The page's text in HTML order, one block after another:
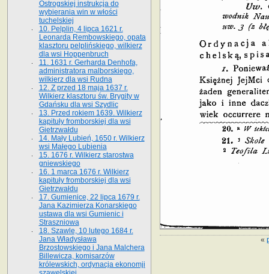
«
Ostrogskiej instrukcja do
wybierania win w włości
tuchelskiej
10. Pelplin, 4 lipca 1621 r.
Leonarda Rembowskiego, opata
klasztoru pelplińskiego, wilkierz
dla wsi Hoppenbruch
11. 1631 r. Gerharda Denhofa,
administratora malborskiego,
wilkierz dla wsi Rudna
12. Z przed 18 maja 1637 r.
Wilkierz klasztoru św. Brygity w
Gdańsku dla wsi Szydlic
13. Przed rokiem 1639. Wilkierz
kapituły fromborskiej dla wsi
Gietrzwałdu
14. Mały Lubień, 1650 r. Wilkierz
wsi Małego Lubienia
15. 1676 r. Wilkierz starostwa
gniewskiego
16. 1 marca 1676 r. Wilkierz
kapituły fromborskiej dla wsi
Gietrzwałdu
17. Gumienice, 22 lipca 1679 r.
Jana Kazimierza Konarskiego
ustawa dla wsi Gumienic i
Straszniowa
18. Szawle, 10 lutego 1684 r.
Jana Władysława
Brzostowskiego i Jana Malchera
Billewicza, komisarzów
królewskich, ordynacja ekonomji